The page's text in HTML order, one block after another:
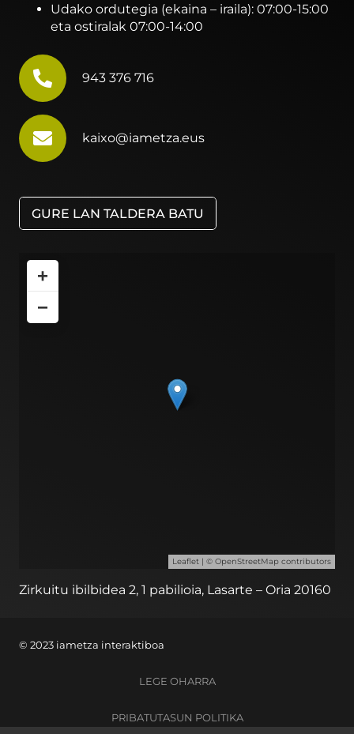
Udako ordutegia (ekaina – iraila): 07:00-15:00
eta ostiralak 07:00-14:00
943 376 716
kaixo@iametza.eus
GURE LAN TALDERA BATU
+
−
Leaflet | © OpenStreetMap contributors
Zirkuitu ibilbidea 2, 1 pabilioia, Lasarte – Oria 20160
© 2023 iametza interaktiboa
LEGE OHARRA
PRIBATUTASUN POLITIKA